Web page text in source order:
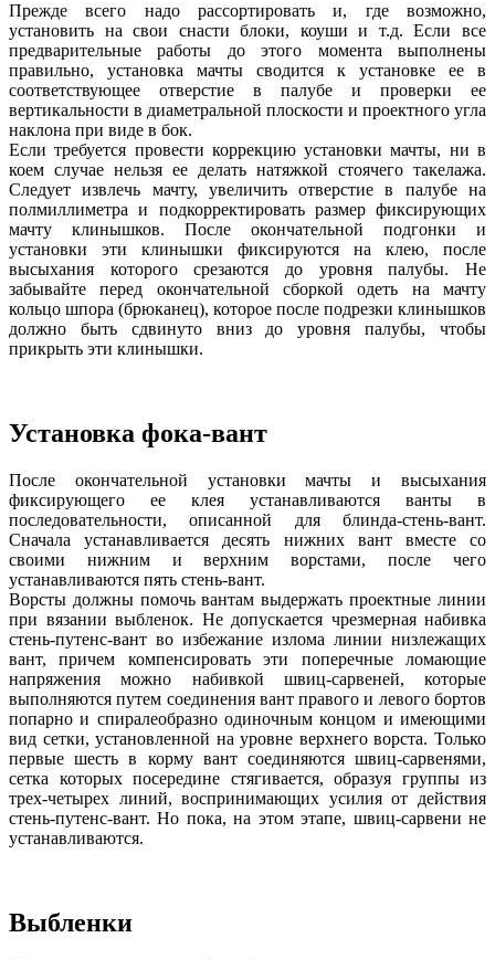
Прежде всего надо рассортировать и, где возможно,
установить на свои снасти блоки, коуши и т.д. Если все
предварительные работы до этого момента выполнены
правильно, установка мачты сводится к установке ее в
соответствующее отверстие в палубе и проверки ее
вертикальности в диаметральной плоскости и проектного угла
наклона при виде в бок.
Если требуется провести коррекцию установки мачты, ни в
коем случае нельзя ее делать натяжкой стоячего такелажа.
Следует извлечь мачту, увеличить отверстие в палубе на
полмиллиметра и подкорректировать размер фиксирующих
мачту клинышков. После окончательной подгонки и
установки эти клинышки фиксируются на клею, после
высыхания которого срезаются до уровня палубы. Не
забывайте перед окончательной сборкой одеть на мачту
кольцо шпора (брюканец), которое после подрезки клинышков
должно быть сдвинуто вниз до уровня палубы, чтобы
прикрыть эти клинышки.
Установка фока-вант
После окончательной установки мачты и высыхания
фиксирующего ее клея устанавливаются ванты в
последовательности, описанной для блинда-стень-вант.
Сначала устанавливается десять нижних вант вместе со
своими нижним и верхним ворстами, после чего
устанавливаются пять стень-вант.
Ворсты должны помочь вантам выдержать проектные линии
при вязании выбленок. Не допускается чрезмерная набивка
стень-путенс-вант во избежание излома линии низлежащих
вант, причем компенсировать эти поперечные ломающие
напряжения можно набивкой швиц-сарвеней, которые
выполняются путем соединения вант правого и левого бортов
попарно и спиралеобразно одиночным концом и имеющими
вид сетки, установленной на уровне верхнего ворста. Только
первые шесть в корму вант соединяются швиц-сарвенями,
сетка которых посередине стягивается, образуя группы из
трех-четырех линий, воспринимающих усилия от действия
стень-путенс-вант. Но пока, на этом этапе, швиц-сарвени не
устанавливаются.
Выбленки